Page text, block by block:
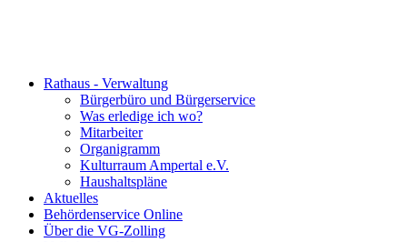
Rathaus - Verwaltung
Bürgerbüro und Bürgerservice
Was erledige ich wo?
Mitarbeiter
Organigramm
Kulturraum Ampertal e.V.
Haushaltspläne
Aktuelles
Behördenservice Online
Über die VG-Zolling